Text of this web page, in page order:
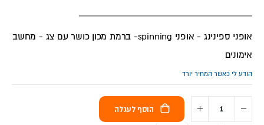
אופני ספינינג - אופני spinning- ברמת מכון כושר עם צג - מחשב
אימונים
הודע לי כאשר המחיר יורד
הוסף לעגלה